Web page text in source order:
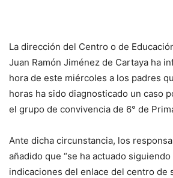
La dirección del Centro o de
Juan Ramón Jiménez de Cartaya ha
hora de este miércoles a los padres
horas ha sido diagnosticado un caso
el grupo de convivencia de 6° de
Ante dicha circunstancia, los
añadido que “se ha actuado siguiendo
indicaciones del enlace del centro de